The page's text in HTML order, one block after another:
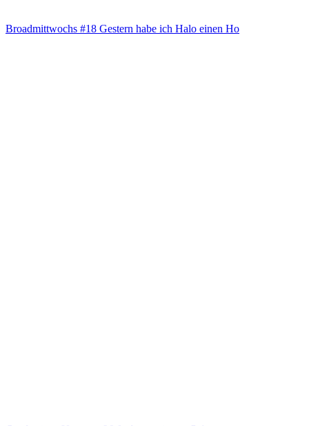
Broad­mitt­wochs #18 Ges­tern habe ich Halo einen Ho